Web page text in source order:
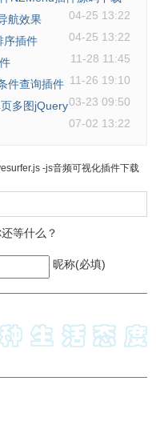
04-25 13:22
航效果
04-25 13:22
序插件
11-28 11:45
11-26 19:10
件查询插件
03-23 09:50
多图jQuery
07-02 13:22
-js音频可视化插件下载
等什么？
昵称(必填)